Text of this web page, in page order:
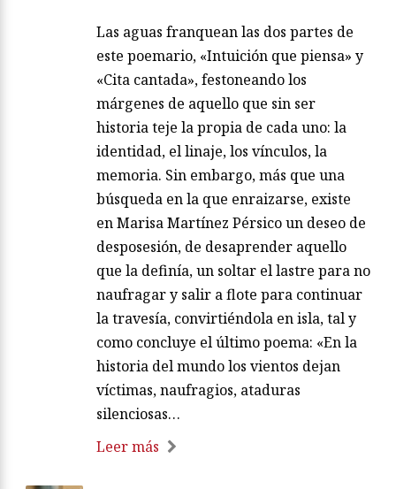
Las aguas franquean las dos partes de
este poemario, «Intuición que piensa» y
«Cita cantada», festoneando los
márgenes de aquello que sin ser
historia teje la propia de cada uno: la
identidad, el linaje, los vínculos, la
memoria. Sin embargo, más que una
búsqueda en la que enraizarse, existe
en Marisa Martínez Pérsico un deseo de
desposesión, de desaprender aquello
que la definía, un soltar el lastre para no
naufragar y salir a flote para continuar
la travesía, convirtiéndola en isla, tal y
como concluye el último poema: «En la
historia del mundo los vientos dejan
víctimas, naufragios, ataduras
silenciosas…
Leer más